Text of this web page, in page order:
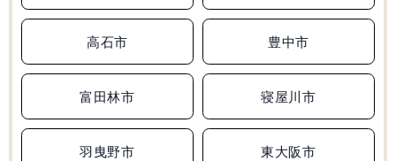
高石市 豊中市
富田林市 寝屋川市
羽曳野市 東大阪市